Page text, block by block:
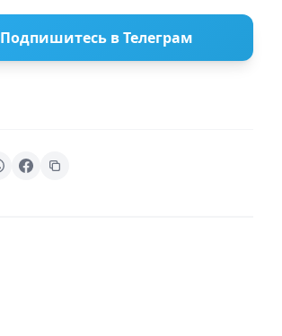
Подпишитесь в Телеграм